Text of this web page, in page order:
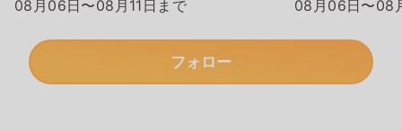
08月06日〜08月11日まで 08月06日〜08
フォロー